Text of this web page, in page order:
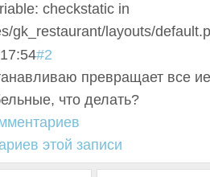
checkstatic in
gk_restaurant/layouts/
#2
превращает все
что делать?
этой записи